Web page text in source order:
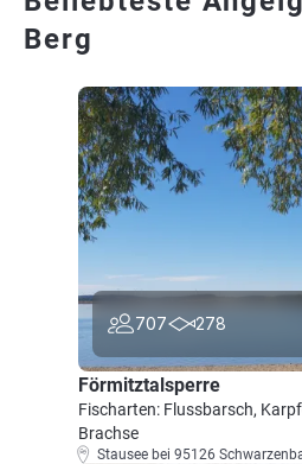
Berg
707 278
Förmitztalsperre
Fischarten: Flussbarsch,
Brachse
Stausee bei 95126